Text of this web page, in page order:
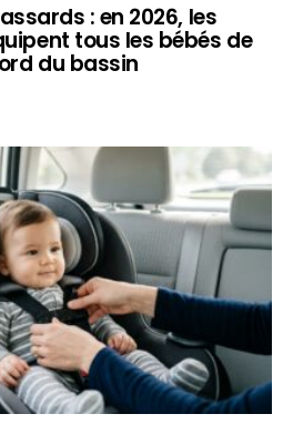
: en 2026, les
tous les bébés de
du bassin